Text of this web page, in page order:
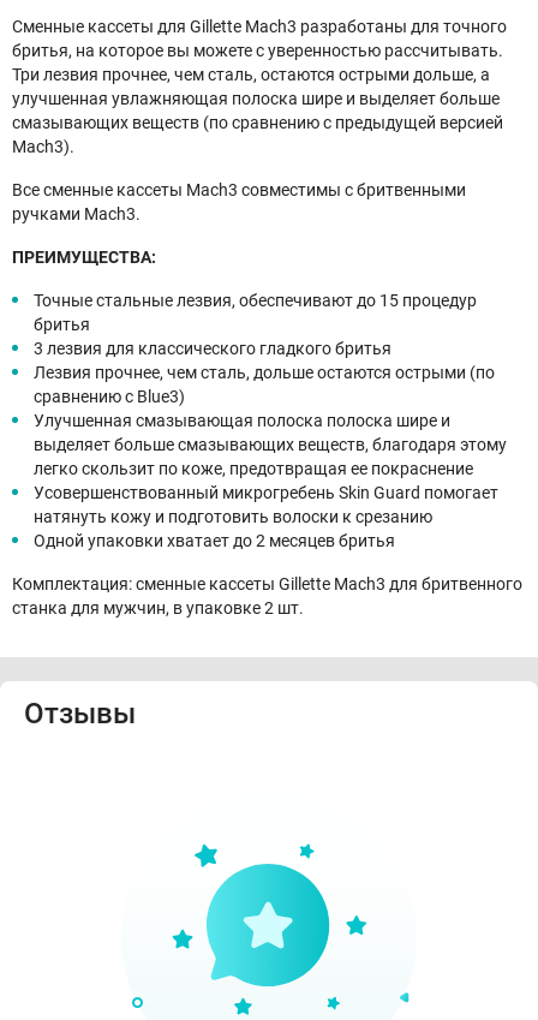
Сменные кассеты для Gillette Mach3 разработаны для точного
бритья, на которое вы можете с уверенностью рассчитывать.
Три лезвия прочнее, чем сталь, остаются острыми дольше, а
улучшенная увлажняющая полоска шире и выделяет больше
смазывающих веществ (по сравнению с предыдущей версией
Mach3).
Все сменные кассеты Mach3 совместимы с бритвенными
ручками Mach3.
ПРЕИМУЩЕСТВА:
Точные стальные лезвия, обеспечивают до 15 процедур
бритья
3 лезвия для классического гладкого бритья
Лезвия прочнее, чем сталь, дольше остаются острыми (по
сравнению с Blue3)
Улучшенная смазывающая полоска полоска шире и
выделяет больше смазывающих веществ, благодаря этому
легко скользит по коже, предотвращая ее покраснение
Усовершенствованный микрогребень Skin Guard помогает
натянуть кожу и подготовить волоски к срезанию
Одной упаковки хватает до 2 месяцев бритья
Комплектация: сменные кассеты Gillette Mach3 для бритвенного
станка для мужчин, в упаковке 2 шт.
Отзывы